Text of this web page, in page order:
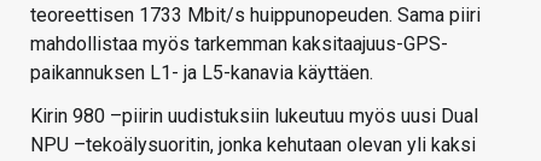
teoreettisen 1733 Mbit/s huippunopeuden. Sama piiri
mahdollistaa myös tarkemman kaksitaajuus-GPS-
paikannuksen L1- ja L5-kanavia käyttäen.
Kirin 980 –piirin uudistuksiin lukeutuu myös uusi Dual
NPU –tekoälysuoritin, jonka kehutaan olevan yli kaksi